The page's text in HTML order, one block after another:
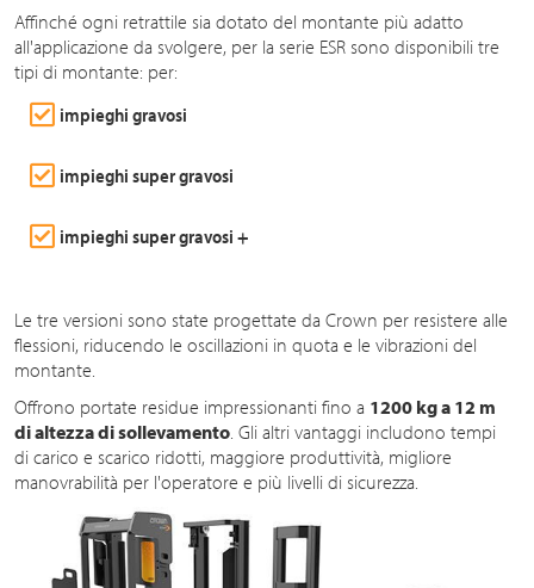
Affinché ogni retrattile sia dotato del montante più adatto
all'applicazione da svolgere, per la serie ESR sono disponibili tre
tipi di montante: per:
impieghi gravosi
impieghi super gravosi
impieghi super gravosi +
Le tre versioni sono state progettate da Crown per resistere alle
flessioni, riducendo le oscillazioni in quota e le vibrazioni del
montante.
Offrono portate residue impressionanti fino a 1200 kg a 12 m
di altezza di sollevamento. Gli altri vantaggi includono tempi
di carico e scarico ridotti, maggiore produttività, migliore
manovrabilità per l'operatore e più livelli di sicurezza.